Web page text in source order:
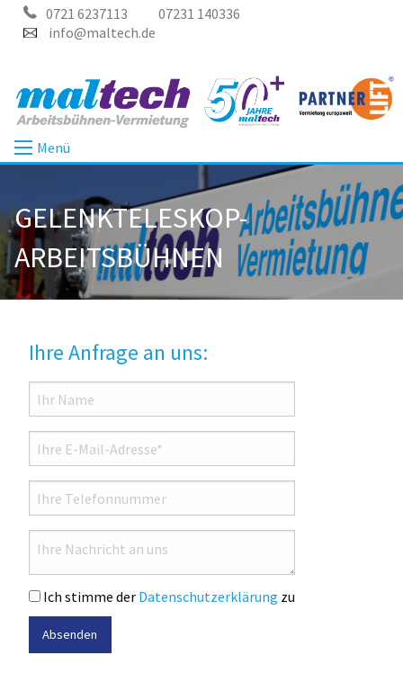
0721 6237113
07231 140336
info@maltech.de
Menü
GELENKTELESKOP-
ARBEITSBÜHNEN
Ihre Anfrage an uns:
Ich stimme der Datenschutzerklärung zu
Absenden